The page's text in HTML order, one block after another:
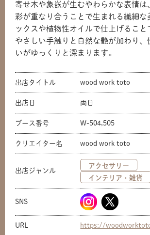
寄せ木や象嵌が生むやわらかな表情は
彩が重なり合うことで生まれる繊細な
ックスや植物性オイルで仕上げること
やさしい手触りと自然な艶が加わり、
いがゆっくりと深まります。
出店タイトル wood work toto
出店日 両日
ブース番号 W-504,505
クリエイター名 wood work toto
出店ジャンル
アクセサリー
インテリア・雑貨
SNS
URL https://